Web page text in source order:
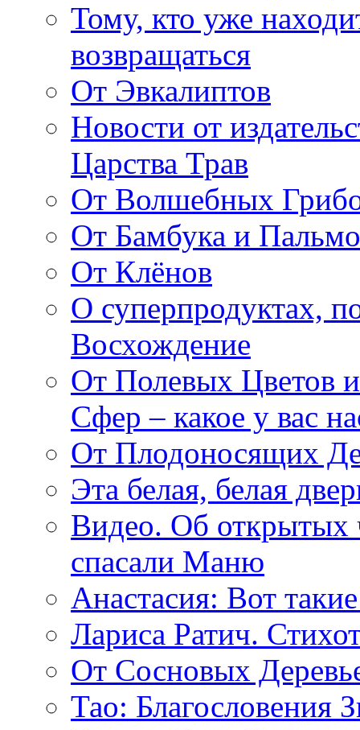
Тому, кто уже
возвращаться
От Эвкалиптов
Новости от
Царства Трав
От Волшебных
От Бамбука и
От Клёнов
О суперпродуктах,
Восхождение
От Полевых Цветов
Сфер – какое у вас
От Плодоносящих
Эта белая, белая
Видео. Об открытых
спасали Маню
Анастасия: Вот
Лариса Ратич.
От Сосновых
Тао: Благословения